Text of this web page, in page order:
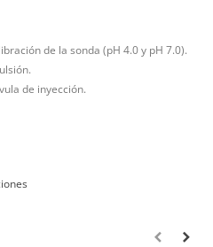
de la sonda (pH 4.0 y pH 7.0).
de inyección.